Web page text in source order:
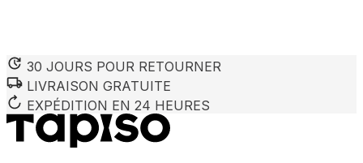
30 JOURS POUR RETOURNER
LIVRAISON GRATUITE
EXPÉDITION EN 24 HEURES
Nous utilisons des cookies pour personnaliser le contenu
partenaires peuvent combiner ces informations avec
utilisation de leurs services.